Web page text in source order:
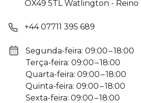
OX49 5TL Watlington - Reino
+44 07711 395 689
Segunda-feira: 09:00 – 18:00
Terça-feira: 09:00 – 18:00
Quarta-feira: 09:00 – 18:00
Quinta-feira: 09:00 – 18:00
Sexta-feira: 09:00 – 18:00